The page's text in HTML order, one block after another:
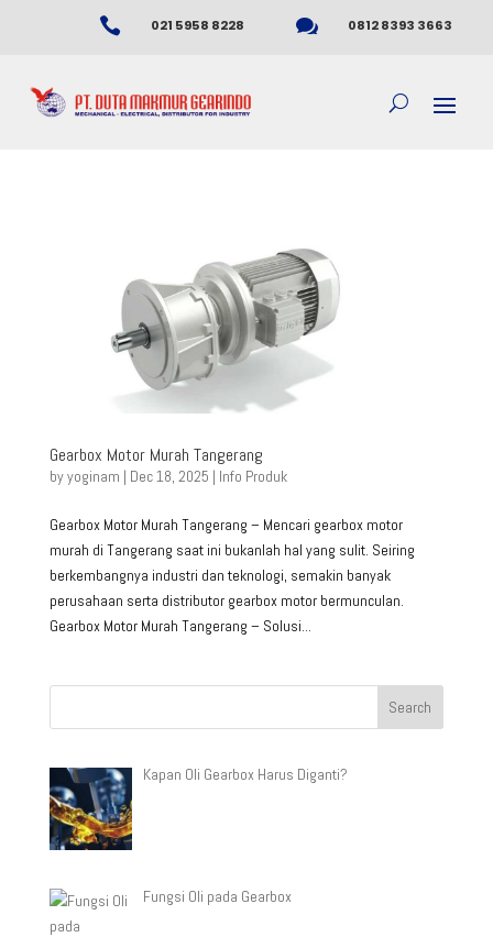
 021 5958 8228  0812 8393 3663
Gearbox Motor Murah Tangerang
byyoginam | Dec 18, 2025 | Info Produk
Gearbox Motor Murah Tangerang – Mencari gearbox motor
murah di Tangerang saat ini bukanlah hal yang sulit. Seiring
berkembangnya industri dan teknologi, semakin banyak
perusahaan serta distributor gearbox motor bermunculan.
Gearbox Motor Murah Tangerang – Solusi...
Kapan Oli Gearbox Harus Diganti?
Fungsi Oli pada Gearbox